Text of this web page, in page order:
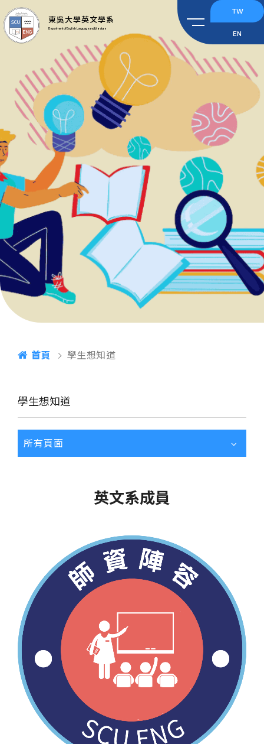
東吳大學英文學系
Department of English Language and Literature
TW
EN
首頁 學生想知道
學生想知道
所有頁面
英文系成員